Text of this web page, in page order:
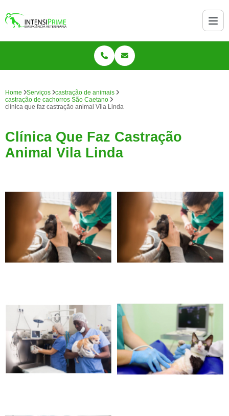
Home Serviços
castração de animais
castração de cachorros São Caetano
clínica que faz castração animal Vila Linda
Clínica Que Faz Castração
Animal Vila Linda